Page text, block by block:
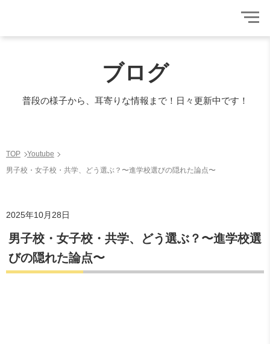
ブログ
普段の様子から、耳寄りな情報まで！日々更新中です！
TOP
Youtube
男子校・女子校・共学、どう選ぶ？〜進学校選びの隠れた論点〜
2025年10月28日
男子校・女子校・共学、どう選ぶ？〜進学校選
びの隠れた論点〜